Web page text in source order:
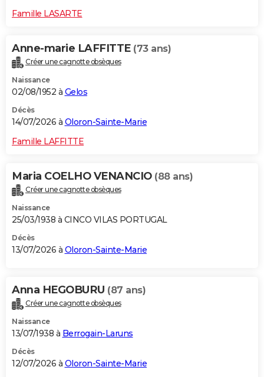
Famille LASARTE
Anne-marie LAFFITTE (73 ans)
Créer une cagnotte obsèques
Naissance
02/08/1952 à Gelos
Décès
14/07/2026 à Oloron-Sainte-Marie
Famille LAFFITTE
Maria COELHO VENANCIO (88 ans)
Créer une cagnotte obsèques
Naissance
25/03/1938 à CINCO VILAS PORTUGAL
Décès
13/07/2026 à Oloron-Sainte-Marie
Anna HEGOBURU (87 ans)
Créer une cagnotte obsèques
Naissance
13/07/1938 à Berrogain-Laruns
Décès
12/07/2026 à Oloron-Sainte-Marie